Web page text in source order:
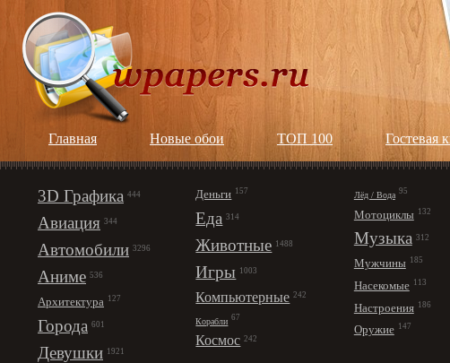
Главная Новые обои ТОП 100 Гостевая
3D Графика 444
Авиация 344
Автомобили 3296
Аниме 536
Архитектура 127
Города 601
Девушки 1921
Деньги 157
Еда 314
Животные 1488
Игры 1003
Компьютерные 242
Корабли 67
Космос 242
Лёд / Вода 95
Мотоциклы 132
Музыка 312
Мужчины 185
Насекомые 113
Настроения 186
Оружие 147